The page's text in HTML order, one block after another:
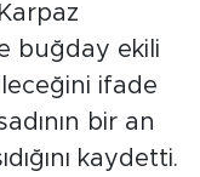
buğday ekili
ifade
bir an
kaydetti.